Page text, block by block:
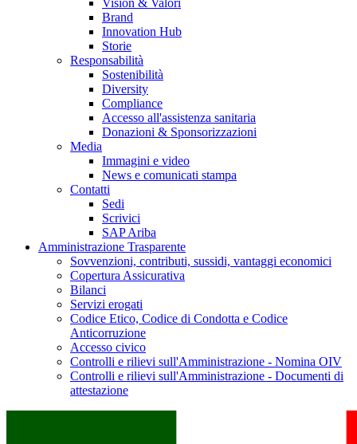
Vision & Valori
Brand
Innovation Hub
Storie
Responsabilità
Sostenibilità
Diversity
Compliance
Accesso all'assistenza sanitaria
Donazioni & Sponsorizzazioni
Media
Immagini e video
News e comunicati stampa
Contatti
Sedi
Scrivici
SAP Ariba
Amministrazione Trasparente
Sovvenzioni, contributi, sussidi, vantaggi economici
Copertura Assicurativa
Bilanci
Servizi erogati
Codice Etico, Codice di Condotta e Codice
Anticorruzione
Accesso civico
Controlli e rilievi sull'Amministrazione - Nomina OIV
Controlli e rilievi sull'Amministrazione - Documenti di
attestazione